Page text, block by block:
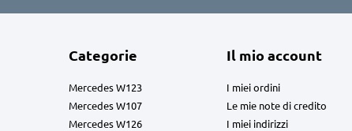
Categorie
Mercedes W123
Mercedes W107
Mercedes W126
Il mio account
I miei ordini
Le mie note di credito
I miei indirizzi